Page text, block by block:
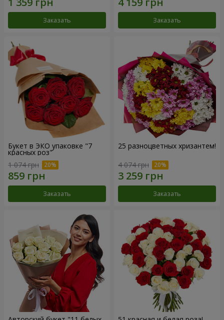
Заказать Заказать
Букет в ЭКО упаковке "7
красных роз"
1 074 грн
Заказать
25 разноцветных хризантем!
4 074 грн
Заказать